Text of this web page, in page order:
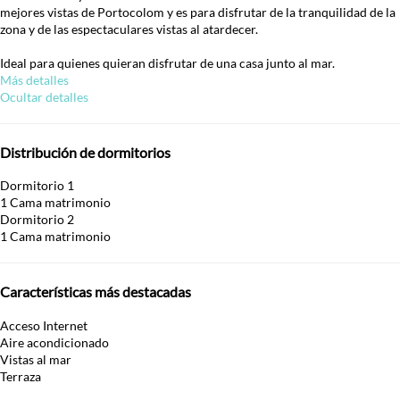
mejores vistas de Portocolom y es para disfrutar de la tranquilidad de la
zona y de las espectaculares vistas al atardecer.
Ideal para quienes quieran disfrutar de una casa junto al mar.
Más detalles
Ocultar detalles
Distribución de dormitorios
Dormitorio 1
1 Cama matrimonio
Dormitorio 2
1 Cama matrimonio
Características más destacadas
Acceso Internet
Aire acondicionado
Vistas al mar
Terraza